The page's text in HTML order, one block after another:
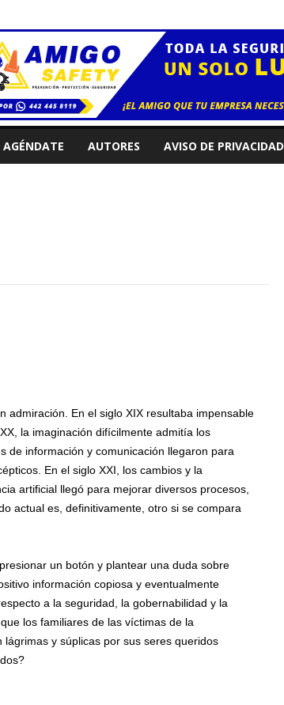
AGÉNDATE AUTORES AVISO DE PRIVACIDAD
admiración. En el siglo XIX resultaba impensable
la imaginación difícilmente admitía los
de información y comunicación llegaron para
En el siglo XXI, los cambios y la
artificial llegó para mejorar diversos procesos,
actual es, definitivamente, otro si se compara
un botón y plantear una duda sobre
información copiosa y eventualmente
a la seguridad, la gobernabilidad y la
los familiares de las víctimas de la
y súplicas por sus seres queridos